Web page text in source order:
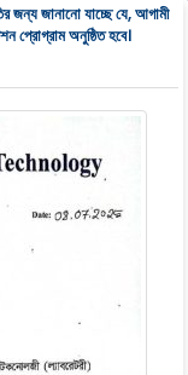
জন্য জানানো যাচ্ছে যে, আগামী
প্রোগ্রাম অনুষ্ঠিত হবে।